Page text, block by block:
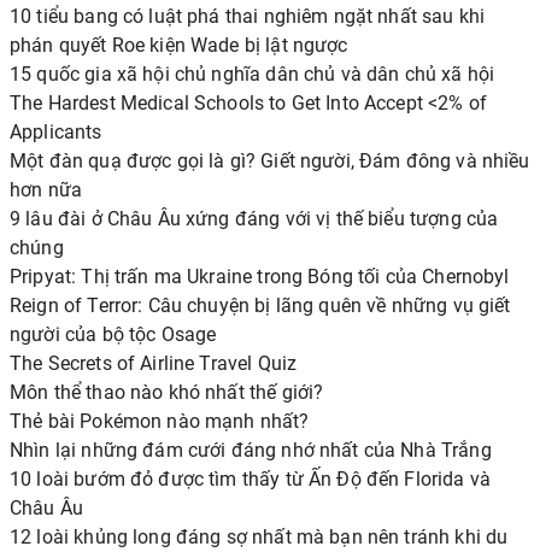
10 tiểu bang có luật phá thai nghiêm ngặt nhất sau khi
phán quyết Roe kiện Wade bị lật ngược
15 quốc gia xã hội chủ nghĩa dân chủ và dân chủ xã hội
The Hardest Medical Schools to Get Into Accept <2% of
Applicants
Một đàn quạ được gọi là gì? Giết người, Đám đông và nhiều
hơn nữa
9 lâu đài ở Châu Âu xứng đáng với vị thế biểu tượng của
chúng
Pripyat: Thị trấn ma Ukraine trong Bóng tối của Chernobyl
Reign of Terror: Câu chuyện bị lãng quên về những vụ giết
người của bộ tộc Osage
The Secrets of Airline Travel Quiz
Môn thể thao nào khó nhất thế giới?
Thẻ bài Pokémon nào mạnh nhất?
Nhìn lại những đám cưới đáng nhớ nhất của Nhà Trắng
10 loài bướm đỏ được tìm thấy từ Ấn Độ đến Florida và
Châu Âu
12 loài khủng long đáng sợ nhất mà bạn nên tránh khi du